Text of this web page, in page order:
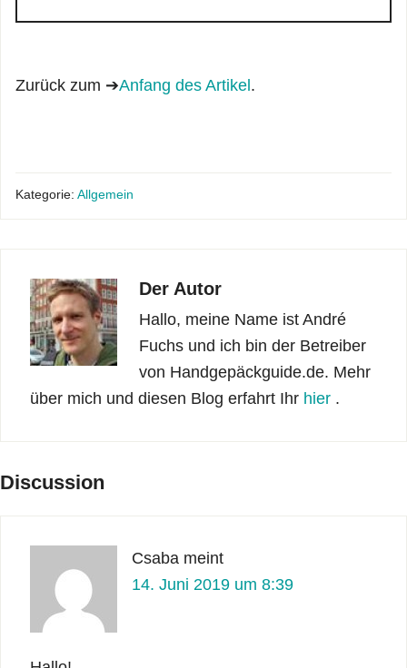
Zurück zum ➔Anfang des Artikel .
Kategorie: Allgemein
Der Autor
Hallo, meine Name ist André
Fuchs und ich bin der Betreiber
von Handgepäckguide.de. Mehr
über mich und diesen Blog erfahrt Ihr hier .
Discussion
Csaba meint
14. Juni 2019 um 8:39